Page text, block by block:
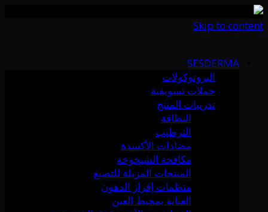
Skip to content
SESDERMA
البروتوكولات
حملات تسويقية
تدريبات المنتج
النظافة
الترطيب
مضادات الأكسدة
مكافحة الشيخوخة
المنتجات المزيلة للتصبغ
منظمات إفراز الدهون
العناية بمحيط العين